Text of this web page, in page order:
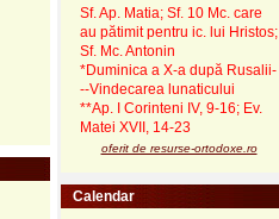
Sf. Ap. Matia; Sf. 10 Mc. care
au pătimit pentru ic. lui Hristos;
Sf. Mc. Antonin
*Duminica a X-a după Rusalii-
--Vindecarea lunaticului
**Ap. I Corinteni IV, 9-16; Ev.
Matei XVII, 14-23
oferit de resurse-ortodoxe.ro
Calendar